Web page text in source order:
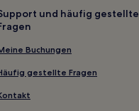
und häufig gestellte
Buchungen
gestellte Fragen